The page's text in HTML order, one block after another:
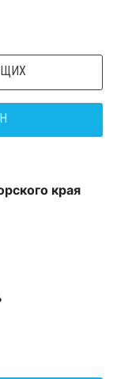
края